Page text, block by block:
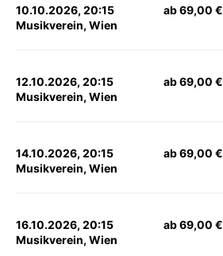
10.10.2026, 20:15
Musikverein, Wien
ab 69,00 €
12.10.2026, 20:15
Musikverein, Wien
ab 69,00 €
14.10.2026, 20:15
Musikverein, Wien
ab 69,00 €
16.10.2026, 20:15
Musikverein, Wien
ab 69,00 €